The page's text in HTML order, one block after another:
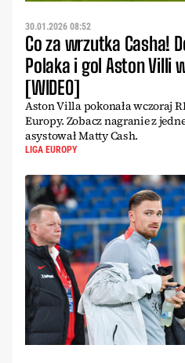
30.01.2026 08:52
Co za wrzutka Casha!
Polaka i gol Aston Villi
[WIDEO]
Aston Villa pokonała wczoraj
Europy. Zobacz nagranie z
asystował Matty Cash.
LIGA EUROPY